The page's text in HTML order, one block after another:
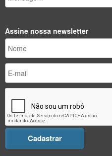
Assine nossa newsletter
Cadastrar